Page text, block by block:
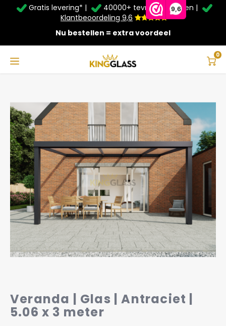
9,6
Service & Contact
Bezorging
Afhalen
Montage
Betaalmethoden
Garantie
Veelgestelde vragen
Taal
Deutsch
Gratis levering* |
40000+ tevreden klanten |
Klantbeoordeling 9,6
Nu bestellen = extra voordeel
0
Zomer Deals: Tot 20% kortingop schuifwanden en
veranda's +€20extra kassa korting*
Veranda | Glas | Antraciet | 5.06 x 3 meter
Veranda | Glas | Antraciet |
5.06 x 3 meter